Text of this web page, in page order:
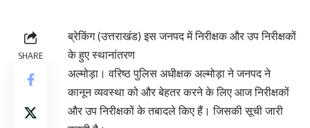
SHARE
ब्रेकिंग (उत्तराखंड) इस जनपद में निरीक्षक और उप निरीक्षकों
के हुए स्थानांतरण
अल्मोड़ा। वरिष्ठ पुलिस अधीक्षक अल्मोड़ा ने जनपद ने
कानून व्यवस्था को और बेहतर करने के लिए आज निरीक्षकों
और उप निरीक्षकों के तबादले किए हैं। जिसकी सूची जारी